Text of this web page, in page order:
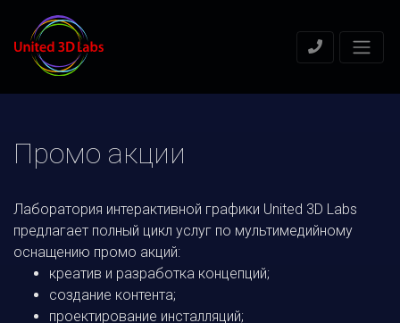
Промо акции
Лаборатория интерактивной графики United 3D Labs
предлагает полный цикл услуг по мультимедийному
оснащению промо акций:
креатив и разработка концепций;
создание контента;
проектирование инсталляций;